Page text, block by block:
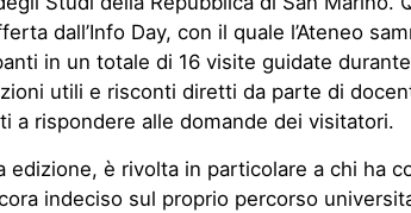
dall’Info Day, con il quale l’Ateneo
in un totale di 16 visite guidate
utili e risconti diretti da parte di
a rispondere alle domande dei visitatori.
edizione, è rivolta in particolare a chi ha
indeciso sul proprio percorso